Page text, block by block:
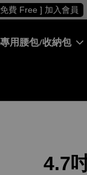
費 Free ] 加入會員
用腰包/收納包
4.7